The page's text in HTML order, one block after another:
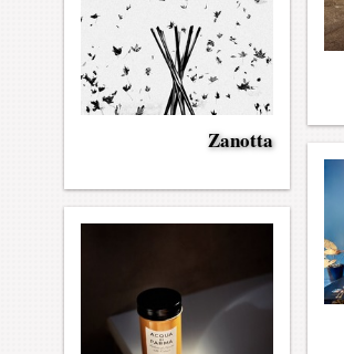
Zanotta